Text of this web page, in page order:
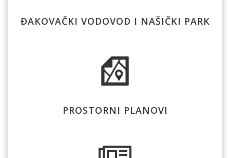
ĐAKOVAČKI VODOVOD I NAŠIČKI PARK
PROSTORNI PLANOVI